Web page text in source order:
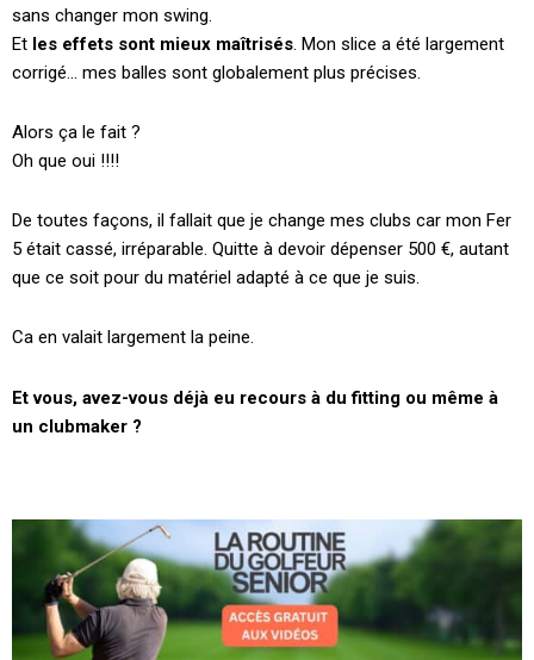
sans changer mon swing.
Et les effets sont mieux maîtrisés . Mon slice a été largement
corrigé… mes balles sont globalement plus précises.
Alors ça le fait ?
Oh que oui !!!!
De toutes façons, il fallait que je change mes clubs car mon Fer
5 était cassé, irréparable. Quitte à devoir dépenser 500 €, autant
que ce soit pour du matériel adapté à ce que je suis.
Ca en valait largement la peine.
Et vous, avez-vous déjà eu recours à du fitting ou même à
un clubmaker ?